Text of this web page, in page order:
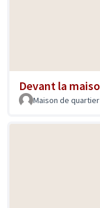
Devant la
Maison de